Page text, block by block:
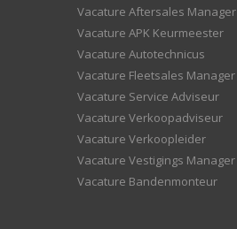
Vacature Aftersales Manager
Vacature APK Keurmeester
Vacature Autotechnicus
Vacature Fleetsales Manager
Vacature Service Adviseur
Vacature Verkoopadviseur
Vacature Verkoopleider
Vacature Vestigings Manager
Vacature Bandenmonteur